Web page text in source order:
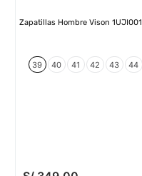
Zapatillas Hombre Vison 1UJI001
39 40 41 42 43 44